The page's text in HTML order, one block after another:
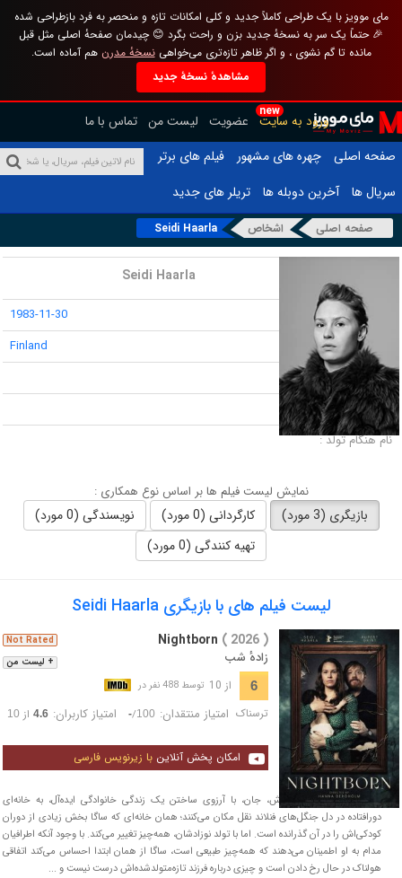
مای موویز با یک طراحی کاملاً جدید و کلی امکانات تازه و منحصر به فرد بازطراحی شده
🎉 حتماً یک سر به نسخهٔ جدید بزن و راحت بگرد 😊 چیدمان صفحهٔ اصلی مثل قبل
مانده تا گم نشوی ، و اگر ظاهر تازه‌تری می‌خواهینسخهٔ مدرن هم آماده است.
مشاهدهٔ نسخهٔ جدید
new
ورود به سایت عضویت لیست من تماس با ما
صفحه اصلی
چهره های مشهور
فیلم های برتر
سریال ها
آخرین دوبله ها تریلر های جدید
صفحه اصلی اشخاص Seidi Haarla
Seidi Haarla
تاریخ تولد :
1983-11-30
محل تولد :
Finland
قد :
لقب :
نام هنگام تولد :
نمایش لیست فیلم ها بر اساس نوع همکاری :
بازیگری (3 مورد) کارگردانی (0 مورد)
نویسندگی (0 مورد)
تهیه کنندگی (0 مورد)
لیست فیلم های با بازیگری Seidi Haarla
+ لیست من
Not Rated Nightborn ( 2026 )
زادهٔ شب
6 از 10 توسط 488 نفر در
ترسناک امتیاز منتقدان: -/100 امتیاز کاربران: 4.6از 10
امکان پخش آنلاین با زیرنویس فارسی
ساگا و همسر بریتانیایی‌اش، جان، با آرزوی ساختن یک زندگی خانوادگی ایده‌آل، به خانه‌ای
دورافتاده در دل جنگل‌های فنلاند نقل مکان می‌کنند؛ همان خانه‌ای که ساگا بخش زیادی از دوران
کودکی‌اش را در آن گذرانده است. اما با تولد نوزادشان، همه‌چیز تغییر می‌کند. با وجود آنکه اطرافیان
مدام به او اطمینان می‌دهند که همه‌چیز طبیعی است، ساگا از همان ابتدا احساس می‌کند اتفاقی
هولناک در حال رخ دادن است و چیزی درباره فرزند تازه‌متولدشده‌اش درست نیست و ...